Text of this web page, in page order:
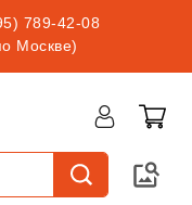
789-42-08
Москве)